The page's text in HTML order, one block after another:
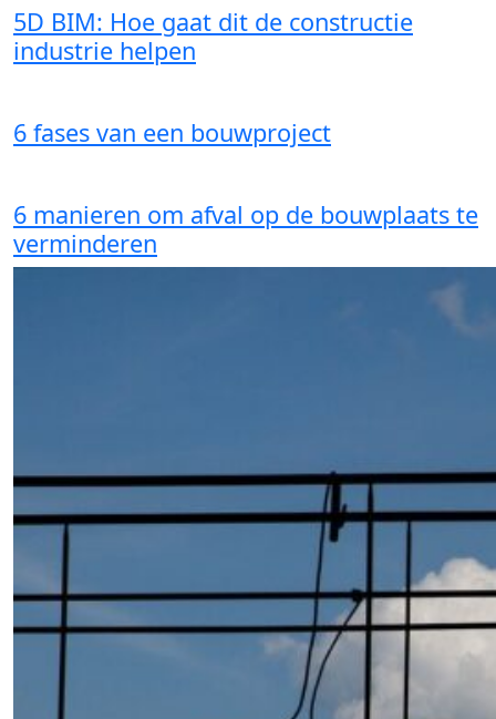
5D BIM: Hoe gaat dit de constructie
industrie helpen
6 fases van een bouwproject
6 manieren om afval op de bouwplaats te
verminderen